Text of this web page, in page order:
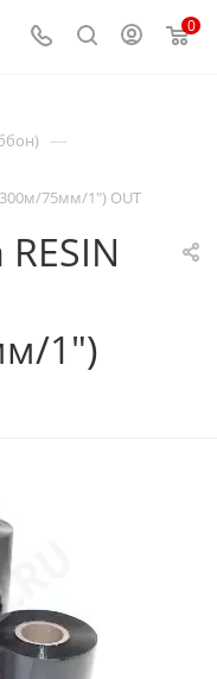
0
—
75мм/1") OUT
1")